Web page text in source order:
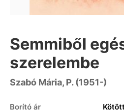
Semmiből
szerelembe
Szabó Mária, P. (1951-)
Borító ár